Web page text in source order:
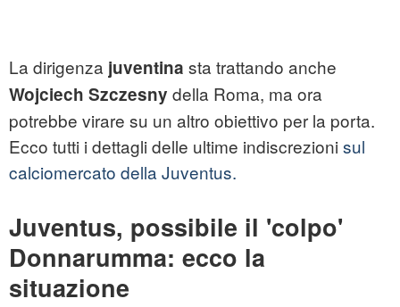
La dirigenza juventina sta trattando anche
Wojciech Szczesny della Roma, ma ora
potrebbe virare su un altro obiettivo per la porta.
Ecco tutti i dettagli delle ultime indiscrezioni sul
calciomercato della Juventus.
Juventus, possibile il 'colpo'
Donnarumma: ecco la
situazione